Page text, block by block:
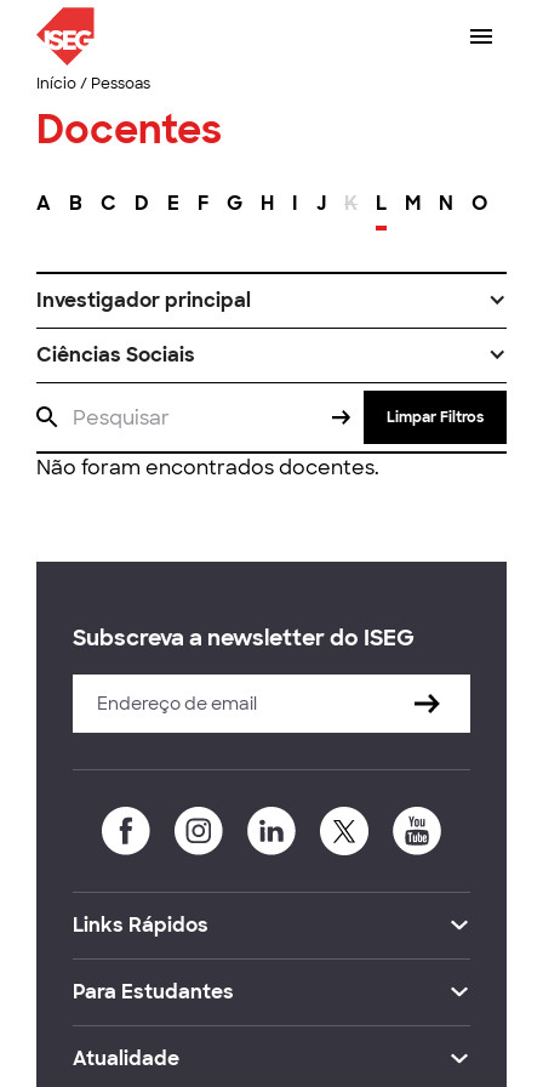
Início/ Pessoas
Docentes
A B C D E F G H I J K L M N O
Investigador principal
Ciências Sociais
Limpar Filtros
Não foram encontrados docentes.
Subscreva a newsletter do ISEG
Links Rápidos
Para Estudantes
Atualidade